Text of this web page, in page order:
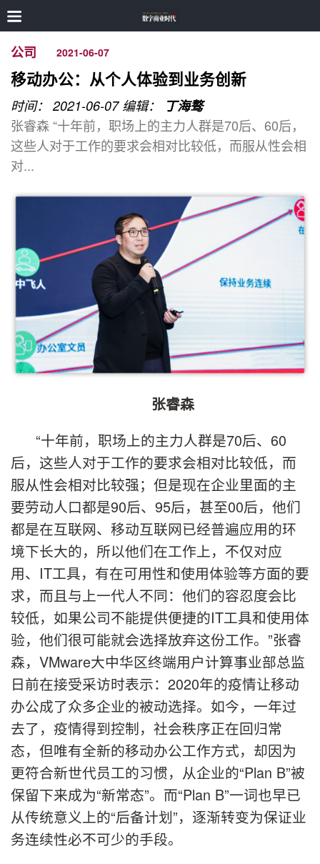
公司 2021-06-07
移动办公：从个人体验到业务创新
时间： 2021-06-07 编辑：
丁海骜
张睿森 “十年前，职场上的主力人群是70后、60后，
这些人对于工作的要求会相对比较低，而服从性会相
对...
张睿森
“十年前，职场上的主力人群是70后、60
后，这些人对于工作的要求会相对比较低，而
服从性会相对比较强；但是现在企业里面的主
要劳动人口都是90后、95后，甚至00后，他们
都是在互联网、移动互联网已经普遍应用的环
境下长大的，所以他们在工作上，不仅对应
用、IT工具，有在可用性和使用体验等方面的要
求，而且与上一代人不同：他们的容忍度会比
较低，如果公司不能提供便捷的IT工具和使用体
验，他们很可能就会选择放弃这份工作。”张睿
森，VMware大中华区终端用户计算事业部总监
日前在接受采访时表示：2020年的疫情让移动
办公成了众多企业的被动选择。如今，一年过
去了，疫情得到控制，社会秩序正在回归常
态，但唯有全新的移动办公工作方式，却因为
更符合新世代员工的习惯，从企业的“Plan B”被
保留下来成为“新常态”。而“Plan B”一词也早已
从传统意义上的“后备计划”，逐渐转变为保证业
务连续性必不可少的手段。